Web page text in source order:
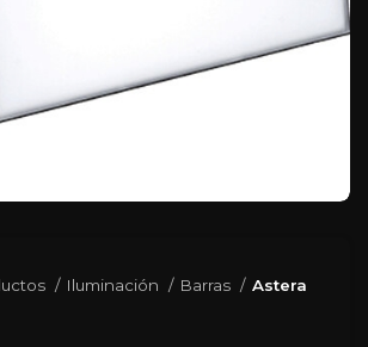
Iluminación Barras Astera